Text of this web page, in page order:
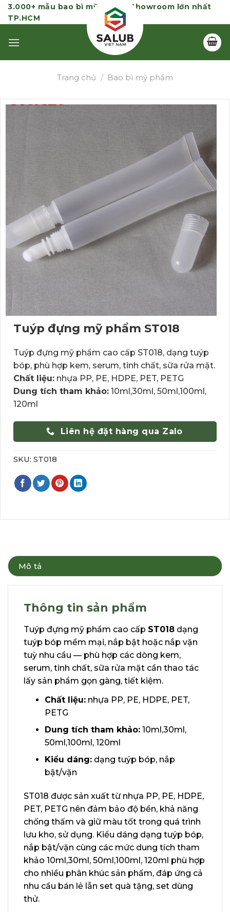
Skip
to
3.000+ mẫu bao bì mỹ phẩm | Showroom lớn nhất
TP.HCM
Trang chủ / Bao bì mỹ phẩm
Tuýp đựng mỹ phẩm ST018
Tuýp đựng mỹ phẩm cao cấp ST018, dạng tuýp
bóp, phù hợp kem, serum, tinh chất, sữa rửa mặt.
Chất liệu: nhựa PP, PE, HDPE, PET, PETG
Dung tích tham khảo: 10ml,30ml, 50ml,100ml,
120ml
Liên hệ đặt hàng qua Zalo
SKU: ST018
Mô tả
Thông tin sản phẩm
Tuýp đựng mỹ phẩm cao cấp ST018 dạng
tuýp bóp mềm mại, nắp bật hoặc nắp vặn
tuỳ nhu cầu — phù hợp các dòng kem,
serum, tinh chất, sữa rửa mặt cần thao tác
lấy sản phẩm gọn gàng, tiết kiệm.
Chất liệu:nhựa PP, PE, HDPE, PET,
PETG
Dung tích tham khảo:10ml,30ml,
50ml,100ml, 120ml
Kiểu dáng:dạng tuýp bóp, nắp
bật/vặn
ST018 được sản xuất từ nhựa PP, PE, HDPE,
PET, PETG nên đảm bảo độ bền, khả năng
chống thấm và giữ màu tốt trong quá trình
lưu kho, sử dụng. Kiểu dáng dạng tuýp bóp,
nắp bật/vặn cùng các mức dung tích tham
khảo 10ml,30ml, 50ml,100ml, 120ml phù hợp
cho nhiều phân khúc sản phẩm, đáp ứng cả
nhu cầu bán lẻ lẫn set quà tặng, set dùng
thử.